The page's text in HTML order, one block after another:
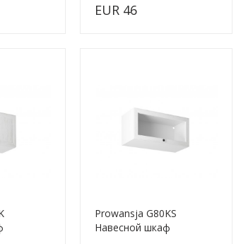
EUR 46
Prowansja G80KS
Навесной шкаф